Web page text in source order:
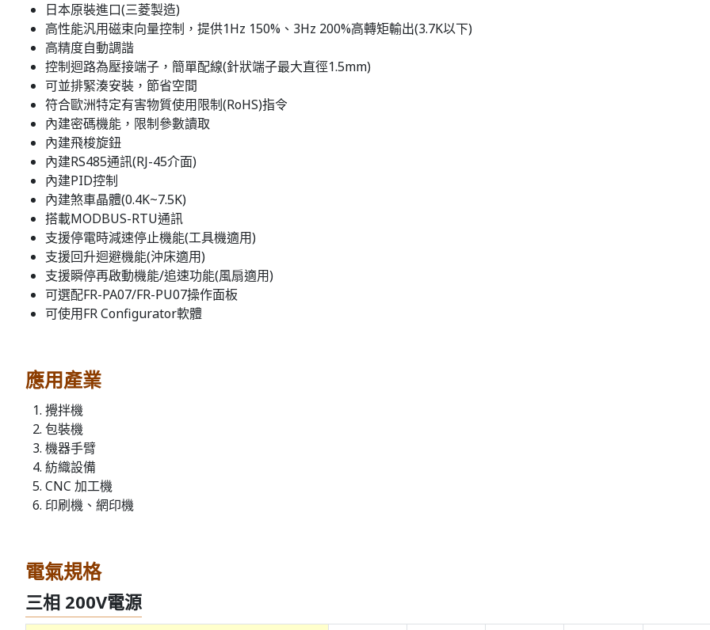
日本原裝進口(三菱製造)
高性能汎用磁束向量控制，提供1Hz 150%、3Hz 200%高轉矩輸出(3.7K以下)
高精度自動調諧
控制迴路為壓接端子，簡單配線(針狀端子最大直徑1.5mm)
可並排緊湊安裝，節省空間
符合歐洲特定有害物質使用限制(RoHS)指令
內建密碼機能，限制參數讀取
內建飛梭旋鈕
內建RS485通訊(RJ-45介面)
內建PID控制
內建煞車晶體(0.4K~7.5K)
搭載MODBUS-RTU通訊
支援停電時減速停止機能(工具機適用)
支援回升迴避機能(沖床適用)
支援瞬停再啟動機能/追速功能(風扇適用)
可選配FR-PA07/FR-PU07操作面板
可使用FR Configurator軟體
應用產業
攪拌機
包裝機
機器手臂
紡織設備
CNC 加工機
印刷機、網印機
電氣規格
三相 200V電源